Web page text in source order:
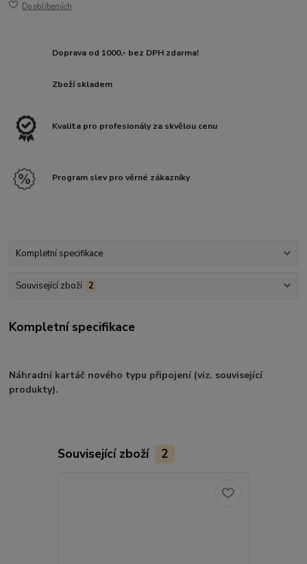
Do oblíbených
Doprava od 1000,- bez DPH zdarma!
Zboží skladem
Kvalita pro profesionály za skvělou cenu
Program slev pro věrné zákazníky
Kompletní specifikace
Související zboží 2
Kompletní specifikace
Náhradní kartáč nového typu připojení (viz. související
produkty).
Související zboží 2